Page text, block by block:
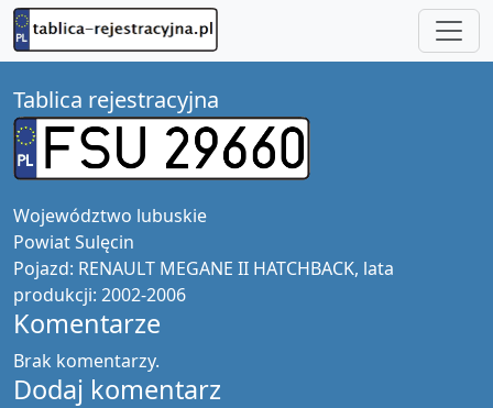
Tablica rejestracyjna
Województwo lubuskie
PowiatSulęcin
Pojazd: RENAULT MEGANE II HATCHBACK, lata
produkcji: 2002-2006
Komentarze
Brak komentarzy.
Dodaj komentarz